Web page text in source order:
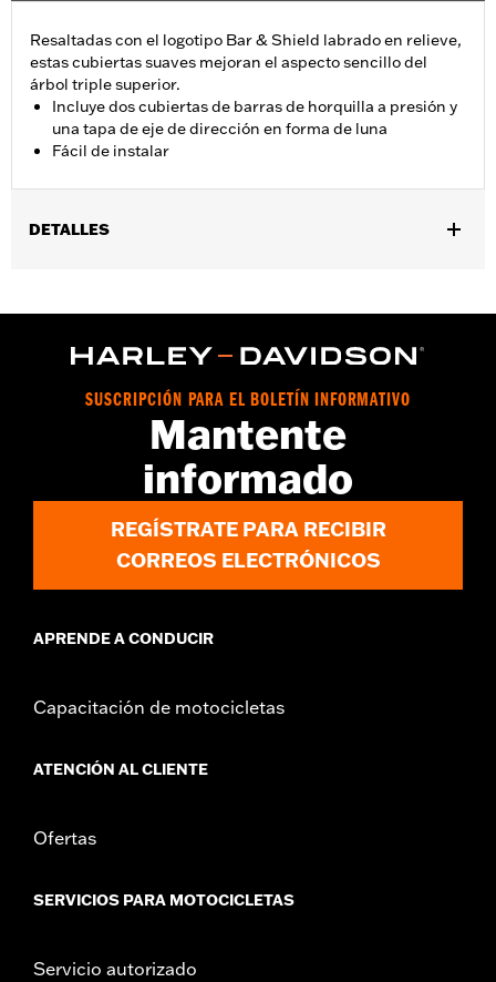
Resaltadas con el logotipo Bar & Shield labrado en relieve,
estas cubiertas suaves mejoran el aspecto sencillo del
árbol triple superior.
Incluye dos cubiertas de barras de horquilla a presión y
una tapa de eje de dirección en forma de luna
Fácil de instalar
DETALLES
vinRequerido: false
d.com/warrantyfor full details
SUSCRIPCIÓN PARA EL BOLETÍN INFORMATIVO
Mantente
informado
REGÍSTRATE PARA RECIBIR
CORREOS ELECTRÓNICOS
APRENDE A CONDUCIR
Capacitación de motocicletas
ATENCIÓN AL CLIENTE
Ofertas
SERVICIOS PARA MOTOCICLETAS
Servicio autorizado